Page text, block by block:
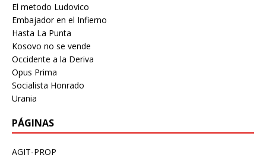
El metodo Ludovico
Embajador en el Infierno
Hasta La Punta
Kosovo no se vende
Occidente a la Deriva
Opus Prima
Socialista Honrado
Urania
PÁGINAS
AGIT-PROP